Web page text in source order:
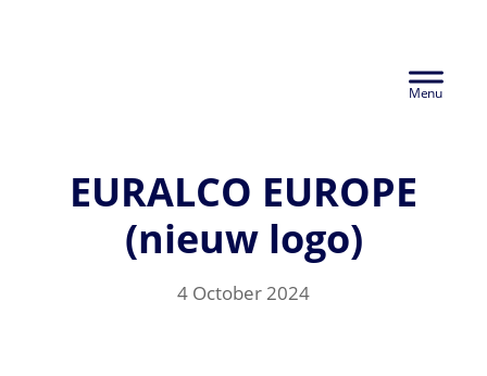
Header
EURALCO EUROPE
(nieuw logo)
4 October 2024